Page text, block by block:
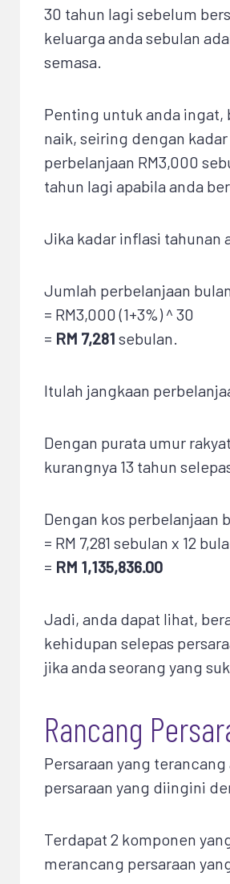
30 tahun lagi sebelum
keluarga anda sebulan
semasa.
Penting untuk anda ingat,
naik, seiring dengan
perbelanjaan RM3,000
tahun lagi apabila anda
Jika kadar inflasi tahunan
Jumlah perbelanjaan
= RM3,000 (1+3%) ^ 30
= RM 7,281 sebulan.
Itulah jangkaan
Dengan purata umur
kurangnya 13 tahun
Dengan kos perbelanjaan
= RM 7,281 sebulan x 12
= RM 1,135,836.00
Jadi, anda dapat lihat,
kehidupan selepas
jika anda seorang yang
Rancang
Persaraan yang
persaraan yang diingini
Terdapat 2 komponen
merancang persaraan